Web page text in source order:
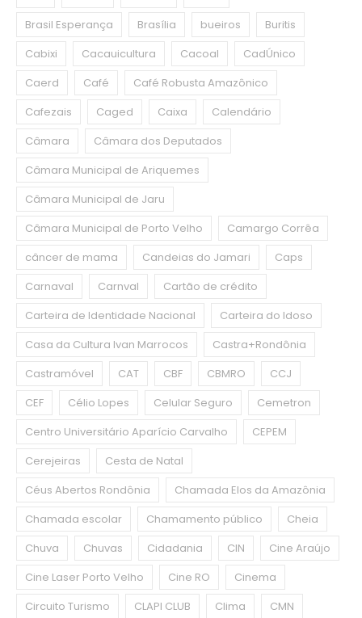
Brasil Esperança
Brasília bueiros
Buritis
Cabixi
Cacauicultura Cacoal
CadÚnico
Caerd
Café
Café Robusta Amazônico
Cafezais
Caged Caixa
Calendário
Câmara
Câmara dos Deputados
Câmara Municipal de Ariquemes
Câmara Municipal de Jaru
Câmara Municipal de Porto Velho
Camargo Corrêa
câncer de mama
Candeias do Jamari
Caps
Carnaval
Carnval
Cartão de crédito
Carteira de Identidade Nacional
Carteira do Idoso
Casa da Cultura Ivan Marrocos
Castra+Rondônia
Castramóvel
CAT CBF CBMRO
CCJ
CEF
Célio Lopes Celular Seguro
Cemetron
Centro Universitário Aparício Carvalho
CEPEM
Cerejeiras
Cesta de Natal
Céus Abertos Rondônia
Chamada Elos da Amazônia
Chamada escolar
Chamamento público
Cheia
Chuva
Chuvas Cidadania CIN
Cine Araújo
Cine Laser Porto Velho
Cine RO
Cinema
Circuito Turismo
CLAPI CLUB Clima
CMN